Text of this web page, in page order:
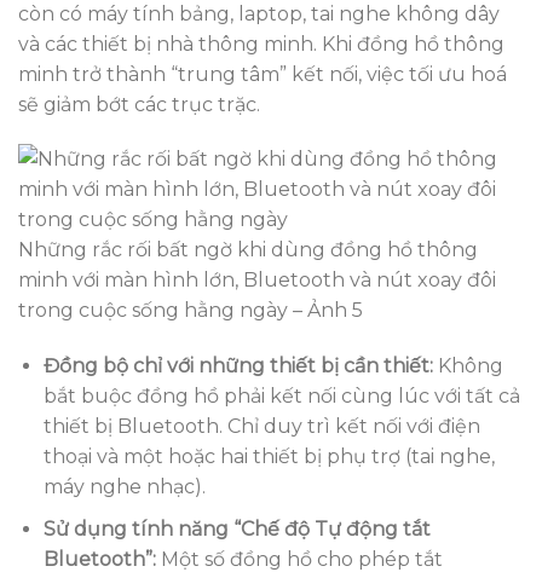
còn có máy tính bảng, laptop, tai nghe không dây
và các thiết bị nhà thông minh. Khi đồng hồ thông
minh trở thành “trung tâm” kết nối, việc tối ưu hoá
sẽ giảm bớt các trục trặc.
Những rắc rối bất ngờ khi dùng đồng hồ thông
minh với màn hình lớn, Bluetooth và nút xoay đôi
trong cuộc sống hằng ngày – Ảnh 5
Đồng bộ chỉ với những thiết bị cần thiết:Không
bắt buộc đồng hồ phải kết nối cùng lúc với tất cả
thiết bị Bluetooth. Chỉ duy trì kết nối với điện
thoại và một hoặc hai thiết bị phụ trợ (tai nghe,
máy nghe nhạc).
Sử dụng tính năng “Chế độ Tự động tắt
Bluetooth”:Một số đồng hồ cho phép tắt